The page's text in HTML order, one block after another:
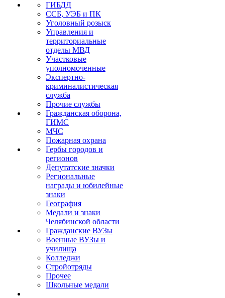
ГИБДД
ССБ, УЭБ и ПК
Уголовный розыск
Управления и
территориальные
отделы МВД
Участковые
уполномоченные
Экспертно-
криминалистическая
служба
Прочие службы
Гражданская оборона,
ГИМС
МЧС
Пожарная охрана
Гербы городов и
регионов
Депутатские значки
Региональные
награды и юбилейные
знаки
География
Медали и знаки
Челябинской области
Гражданские ВУЗы
Военные ВУЗы и
училища
Колледжи
Стройотряды
Прочее
Школьные медали